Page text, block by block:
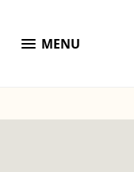
menu MENU